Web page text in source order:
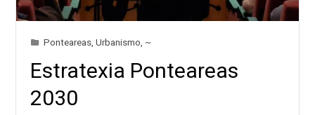
Ponteareas ,Urbanismo ~
Estratexia Ponteareas
2030